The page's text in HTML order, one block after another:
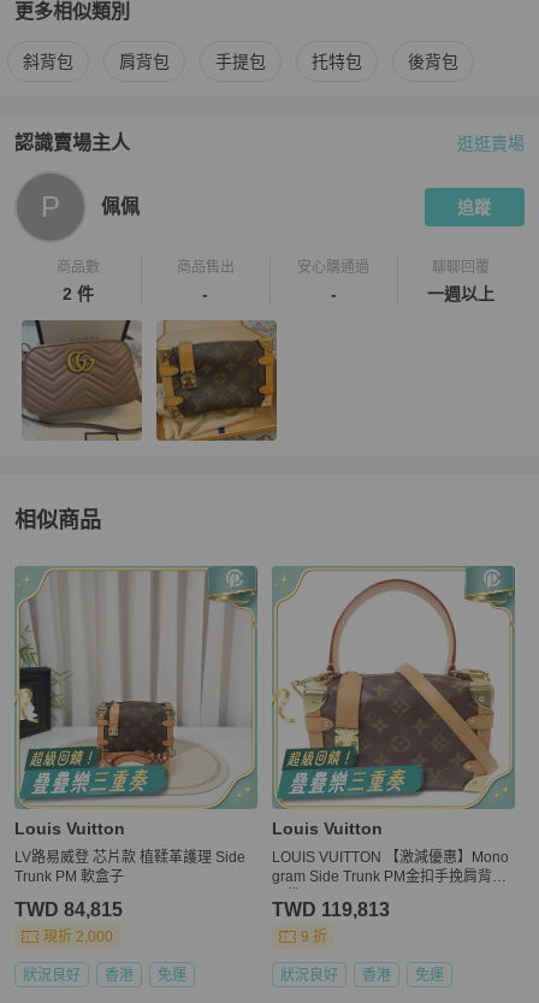
更多相似類別
更多Louis Vuitton女包 相似商品推薦
斜背包 肩背包 手提包 托特包 後背包
認識賣場主人
PopChill 拍拍圈嚴選賣家
逛逛賣場
P 佩佩 追蹤
商品數
2 件
商品售出
-
安心購通過
-
聊聊回覆
一週以上
相似商品
更多相似Louis Vuitton女包推薦精品
Louis Vuitton
LV路易威登 芯片款 植鞣革護理 Side
Trunk PM 軟盒子
TWD 84,815
現折 2,000
狀況良好 香港 免運
Louis Vuitton
LOUIS VUITTON 【激減優惠】Mono
gram Side Trunk PM金扣手挽肩背兩
TWD 119,813
9 折
狀況良好 香港 免運